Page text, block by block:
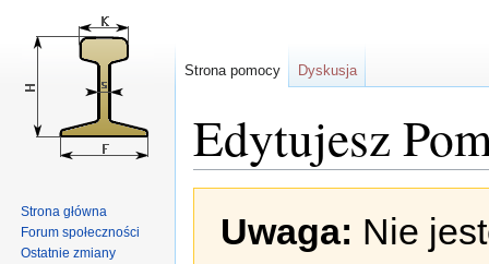
Edytujesz
nawigacji
wyszukiwania
Uwaga: Nie
Strona pomocy Dyskusja
Strona główna
Forum społeczności
Ostatnie zmiany